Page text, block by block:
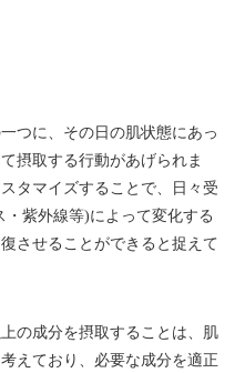
つに、その日の肌状態にあっ
摂取する行動があげられま
タマイズすることで、日々受
紫外線等)によって変化する
させることができると捉えて
の成分を摂取することは、肌
えており、必要な成分を適正